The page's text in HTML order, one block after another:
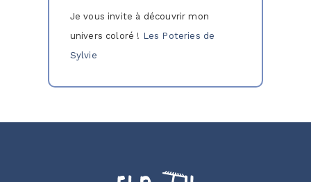
Je vous invite à découvrir mon
univers coloré ! Les Poteries de
Sylvie